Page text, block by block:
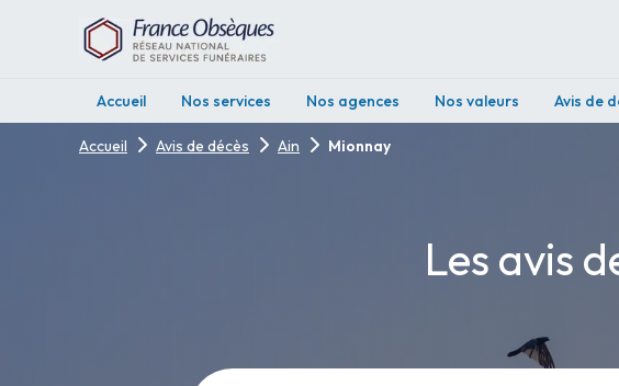
Accueil Nos services Nos agences Nos valeurs Avis de
Accueil Avis de décès Ain Mionnay
Les avis